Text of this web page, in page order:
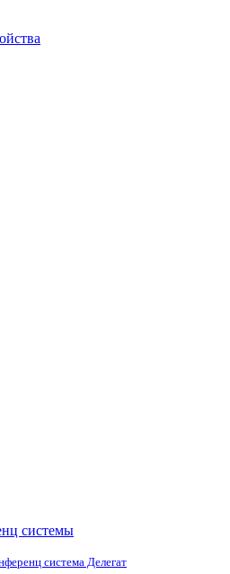
системы
система Делегат